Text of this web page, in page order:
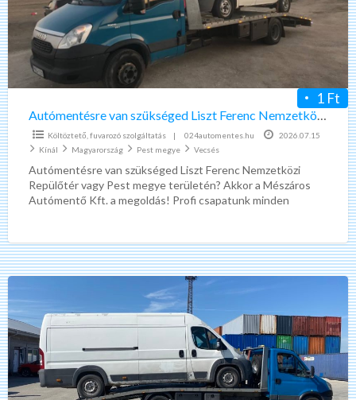
Ferenc
Nemzetközi
Repülőtér
vagy
Pest
megy
1 Ft
Autómentésre van szükséged Liszt Ferenc Nemzetközi Repülőtér vagy Pest megy
Költöztető, fuvarozó szolgáltatás | 024automentes.hu
2026.07.15
Kínál
Magyarország Pest megye Vecsés
Autómentésre van szükséged Liszt Ferenc Nemzetközi
Repülőtér vagy Pest megye területén? Akkor a Mészáros
Autómentő Kft. a megoldás! Profi csapatunk minden
Autómentő
Vecsés
Gyál
Alsónémedi
0-
24